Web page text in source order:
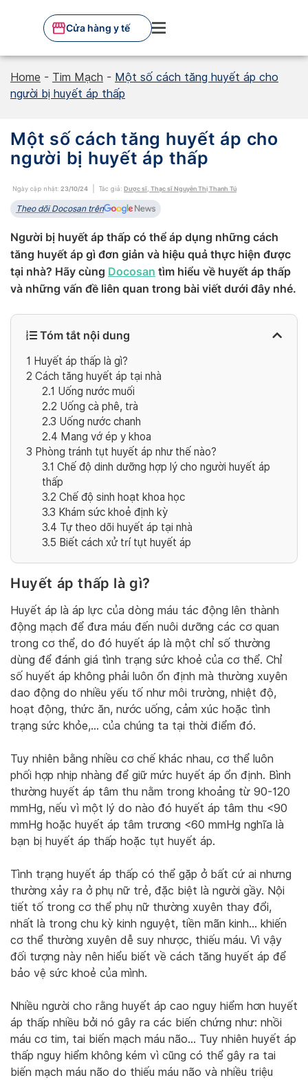
Cửa hàng y tế
Home - Tim Mạch - Một số cách tăng huyết áp cho
người bị huyết áp thấp
Một số cách tăng huyết áp cho
người bị huyết áp thấp
Ngày cập nhật: 23/10/24 Tác giả: Dược sĩ, Thạc sĩ Nguyễn Thị Thanh Tú
Theo dõi Docosan trên
Người bị huyết áp thấp có thể áp dụng những cách
tăng huyết áp gì đơn giản và hiệu quả thực hiện được
tại nhà? Hãy cùng Docosan tìm hiểu về huyết áp thấp
và những vấn đề liên quan trong bài viết dưới đây nhé.
Tóm tắt nội dung
1 Huyết áp thấp là gì?
2 Cách tăng huyết áp tại nhà
2.1 Uống nước muối
2.2 Uống cà phê, trà
2.3 Uống nước chanh
2.4 Mang vớ ép y khoa
3 Phòng tránh tụt huyết áp như thế nào?
3.1 Chế độ dinh dưỡng hợp lý cho người huyết áp
thấp
3.2 Chế độ sinh hoạt khoa học
3.3 Khám sức khoẻ định kỳ
3.4 Tự theo dõi huyết áp tại nhà
3.5 Biết cách xử trí tụt huyết áp
Huyết áp thấp là gì?
Huyết áp là áp lực của dòng máu tác động lên thành
động mạch để đưa máu đến nuôi dưỡng các cơ quan
trong cơ thể, do đó huyết áp là một chỉ số thường
dùng để đánh giá tình trạng sức khoẻ của cơ thể. Chỉ
số huyết áp không phải luôn ổn định mà thường xuyên
dao động do nhiều yếu tố như môi trường, nhiệt độ,
hoạt động, thức ăn, nước uống, cảm xúc hoặc tình
trạng sức khỏe,… của chúng ta tại thời điểm đó.
Tuy nhiên bằng nhiều cơ chế khác nhau, cơ thể luôn
phối hợp nhịp nhàng để giữ mức huyết áp ổn định. Bình
thường huyết áp tâm thu nằm trong khoảng từ 90-120
mmHg, nếu vì một lý do nào đó huyết áp tâm thu <90
mmHg hoặc huyết áp tâm trương <60 mmHg nghĩa là
bạn bị huyết áp thấp hoặc tụt huyết áp.
Tình trạng huyết áp thấp có thể gặp ở bất cứ ai nhưng
thường xảy ra ở phụ nữ trẻ, đặc biệt là người gầy. Nội
tiết tố trong cơ thể phụ nữ thường xuyên thay đổi,
nhất là trong chu kỳ kinh nguyệt, tiền mãn kinh… khiến
cơ thể thường xuyên dễ suy nhược, thiếu máu. Vì vậy
đối tượng này nên hiểu biết về cách tăng huyết áp để
bảo vệ sức khoẻ của mình.
Nhiều người cho rằng huyết áp cao nguy hiểm hơn huyết
áp thấp nhiều bởi nó gây ra các biến chứng như: nhồi
máu cơ tim, tai biến mạch máu não… Tuy nhiên huyết áp
thấp nguy hiểm không kém vì cũng có thể gây ra tai
biến mạch máu não do thiếu máu não và nhiều triệu